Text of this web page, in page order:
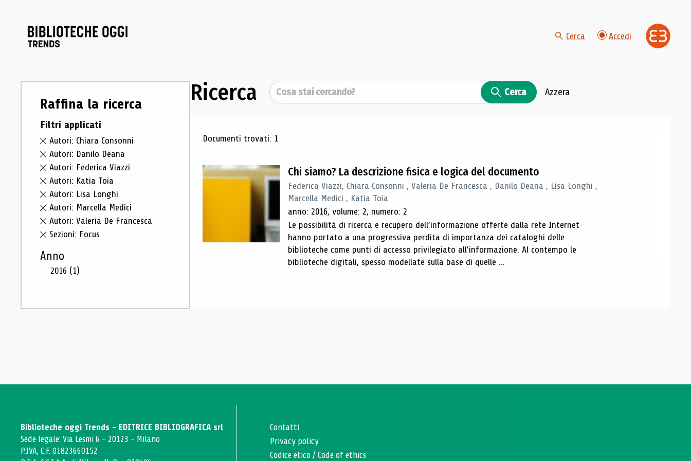
Cerca Accedi
Raffina la ricerca
Filtri applicati
Autori: Chiara Consonni
Autori: Danilo Deana
Autori: Federica Viazzi
Autori: Katia Toia
Autori: Lisa Longhi
Autori: Marcella Medici
Autori: Valeria De Francesca
Sezioni: Focus
Anno
2016 (1)
Ricerca Cerca Cerca Azzera
Risultati di ricerca
Documenti trovati: 1
Chi siamo? La descrizione fisica e logica del documento
Federica Viazzi, Chiara Consonni , Valeria De Francesca , Danilo Deana , Lisa Longhi ,
Marcella Medici , Katia Toia
anno: 2016, volume: 2, numero: 2
Le possibilità di ricerca e recupero dell’informazione offerte dalla rete Internet
hanno portato a una progressiva perdita di importanza dei cataloghi delle
biblioteche come punti di accesso privilegiato all’informazione. Al contempo le
biblioteche digitali, spesso modellate sulla base di quelle ...
Biblioteche oggi Trends - EDITRICE BIBLIOGRAFICA srl
Sede legale: Via Lesmi 6 - 20123 - Milano
P.IVA, C.F. 01823660152
Contatti
Privacy policy
Codice etico /Code of ethics